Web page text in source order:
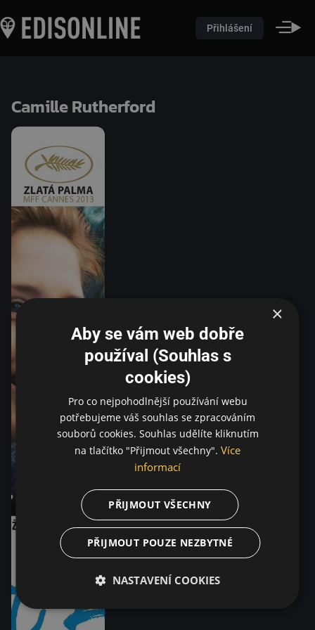
Přihlášení
Camille Rutherford
×
Aby se vám web dobře
používal (Souhlas s
cookies)
Pro co nejpohodlnější používání webu
potřebujeme váš souhlas se zpracováním
souborů cookies. Souhlas udělíte kliknutím
na tlačítko "Přijmout všechny". Více
informací
PŘIJMOUT VŠECHNY
PŘIJMOUT POUZE NEZBYTNÉ
NASTAVENÍ COOKIES